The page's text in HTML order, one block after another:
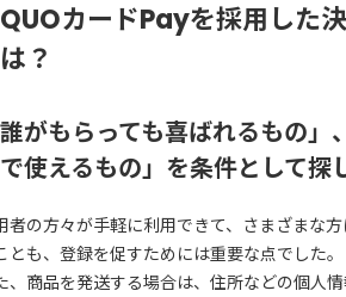
QUOカードPayを採用した
は？
がもらっても喜ばれるもの」
使えるもの」を条件として探
者の方々が手軽に利用できて、さまざまな
とも、登録を促すためには重要な点でした。
、商品を発送する場合は、住所などの個人